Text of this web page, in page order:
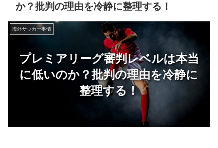
か？批判の理由を冷静に整理する！
プレミアリーグ審判レベルは本当
に低いのか？批判の理由を冷静に
整理する！
海外サッカー事情